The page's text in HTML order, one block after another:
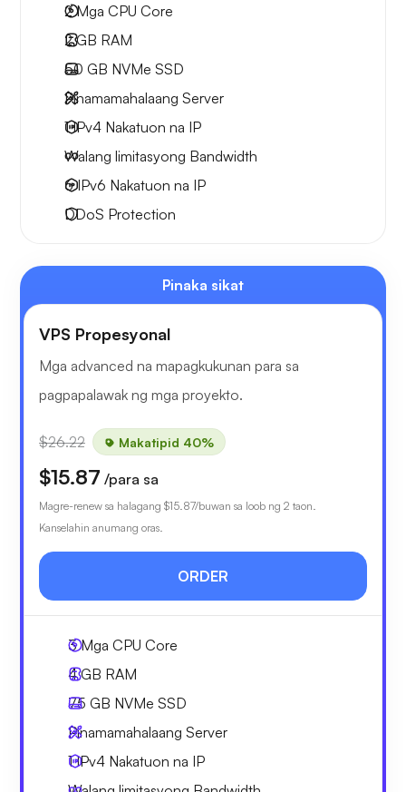
2Mga CPU Core
2 GB RAM
50 GB NVMe SSD
Pinamamahalaang Server
1 IPv4 Nakatuon na IP
Walang limitasyong Bandwidth
6 IPv6 Nakatuon na IP
DDoS Protection
Pinaka sikat
VPS Propesyonal
Mga advanced na mapagkukunan para sa
pagpapalawak ng mga proyekto.
$26.22 Makatipid 40%
$15.87 /para sa
Magre-renew sa halagang $15.87/buwan sa loob ng 2 taon.
Kanselahin anumang oras.
ORDER
3Mga CPU Core
4 GB RAM
75 GB NVMe SSD
Pinamamahalaang Server
1 IPv4 Nakatuon na IP